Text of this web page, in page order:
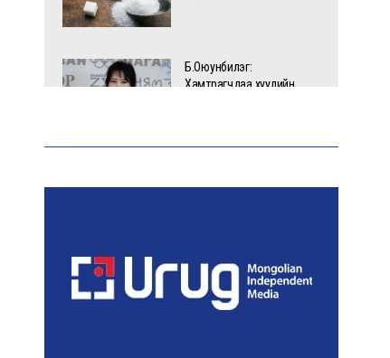
Б.Оюунбилэг:
Хамтрагчдаа хуулийн
Д.Амарбаясгалан: Зах